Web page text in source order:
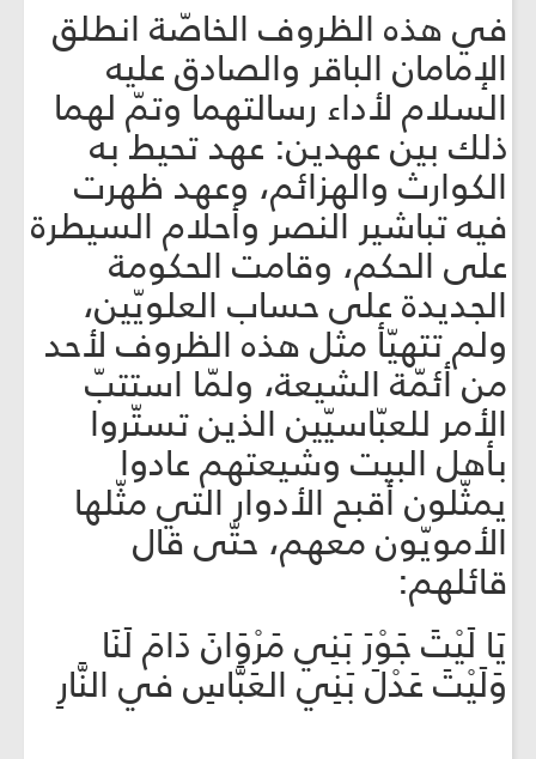
في هذه الظروف الخاصّة انطلق
الإمامان الباقر والصادق عليه
السلام لأداء رسالتهما وتمّ لهما
ذلك بين عهدين: عهد تحيط به
الكوارث والهزائم، وعهد ظهرت
فيه تباشير النصر وأحلام السيطرة
على الحكم، وقامت الحكومة
الجديدة على حساب العلويّين،
ولم تتهيّأ مثل هذه الظروف لأحد
من أئمّة الشيعة، ولمّا استتبّ
الأمر للعبّاسيّين الذين تستّروا
بأهل البيت وشيعتهم عادوا
يمثّلون أقبح الأدوار التي مثّلها
الأمويّون معهم، حتّى قال
قائلهم:
يَا لَيْتَ جَوْرَ بَنِي مَرْوَانَ دَامَ لَنَا
وَلَيْتَ عَدْلَ بَنِي العَبَّاسِ في النَّارِ